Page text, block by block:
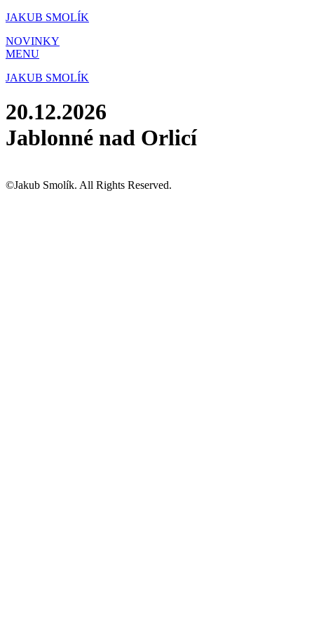
Přejít
obsahu
JAKUB SMOLÍK
NOVINKY
MENU
JAKUB SMOLÍK
20.12.2026
Jablonné nad Orlicí
©Jakub Smolík. All Rights Reserved.